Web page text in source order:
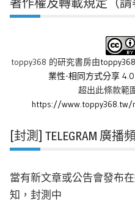
著作權及轉載規定（請
toppy368 的研究書房由toppy368
業性-相同方式分享
超出此條款範
https://www.toppy368.tw/
[封測] TELEGRAM 廣播
當有新文章或公告會發布
知，封測中